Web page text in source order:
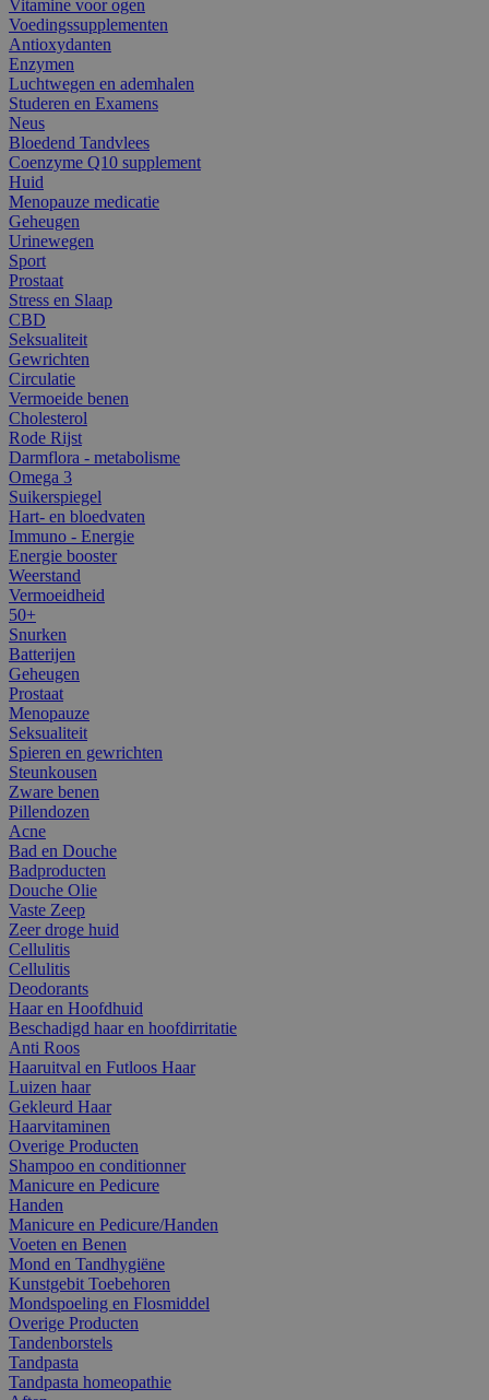
Vitamine voor ogen
Voedingssupplementen
Antioxydanten
Enzymen
Luchtwegen en ademhalen
Studeren en Examens
Neus
Bloedend Tandvlees
Coenzyme Q10 supplement
Huid
Menopauze medicatie
Geheugen
Urinewegen
Sport
Prostaat
Stress en Slaap
CBD
Seksualiteit
Gewrichten
Circulatie
Vermoeide benen
Cholesterol
Rode Rijst
Darmflora - metabolisme
Omega 3
Suikerspiegel
Hart- en bloedvaten
Immuno - Energie
Energie booster
Weerstand
Vermoeidheid
50+
Snurken
Batterijen
Geheugen
Prostaat
Menopauze
Seksualiteit
Spieren en gewrichten
Steunkousen
Zware benen
Pillendozen
Acne
Bad en Douche
Badproducten
Douche Olie
Vaste Zeep
Zeer droge huid
Cellulitis
Cellulitis
Deodorants
Haar en Hoofdhuid
Beschadigd haar en hoofdirritatie
Anti Roos
Haaruitval en Futloos Haar
Luizen haar
Gekleurd Haar
Haarvitaminen
Overige Producten
Shampoo en conditionner
Manicure en Pedicure
Handen
Manicure en Pedicure/Handen
Voeten en Benen
Mond en Tandhygiëne
Kunstgebit Toebehoren
Mondspoeling en Flosmiddel
Overige Producten
Tandenborstels
Tandpasta
Tandpasta homeopathie